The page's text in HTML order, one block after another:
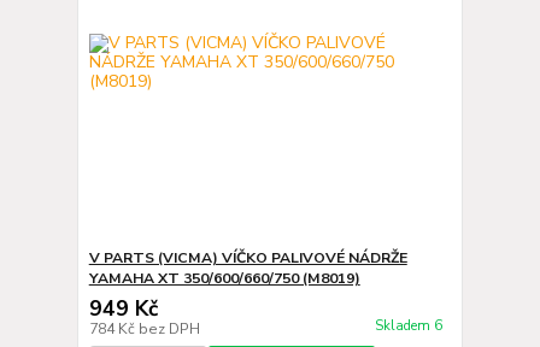
V PARTS (VICMA) VÍČKO PALIVOVÉ NÁDRŽE
YAMAHA XT 350/600/660/750 (M8019)
949 Kč
784 Kč bez DPH Skladem 6